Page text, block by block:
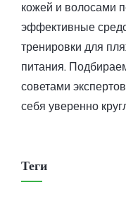
кожей и волосами
эффективные
тренировки для
питания.
советами
себя уверенно
Теги